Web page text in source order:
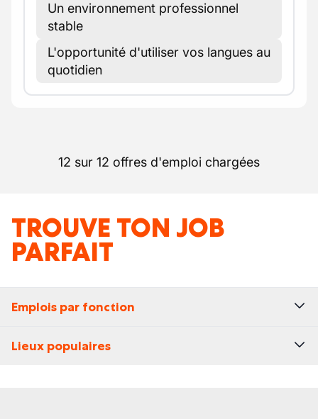
Un environnement professionnel
stable
L'opportunité d'utiliser vos langues au
quotidien
12 sur 12 offres d'emploi chargées
TROUVE TON JOB
PARFAIT
Emplois par fonction
Lieux populaires